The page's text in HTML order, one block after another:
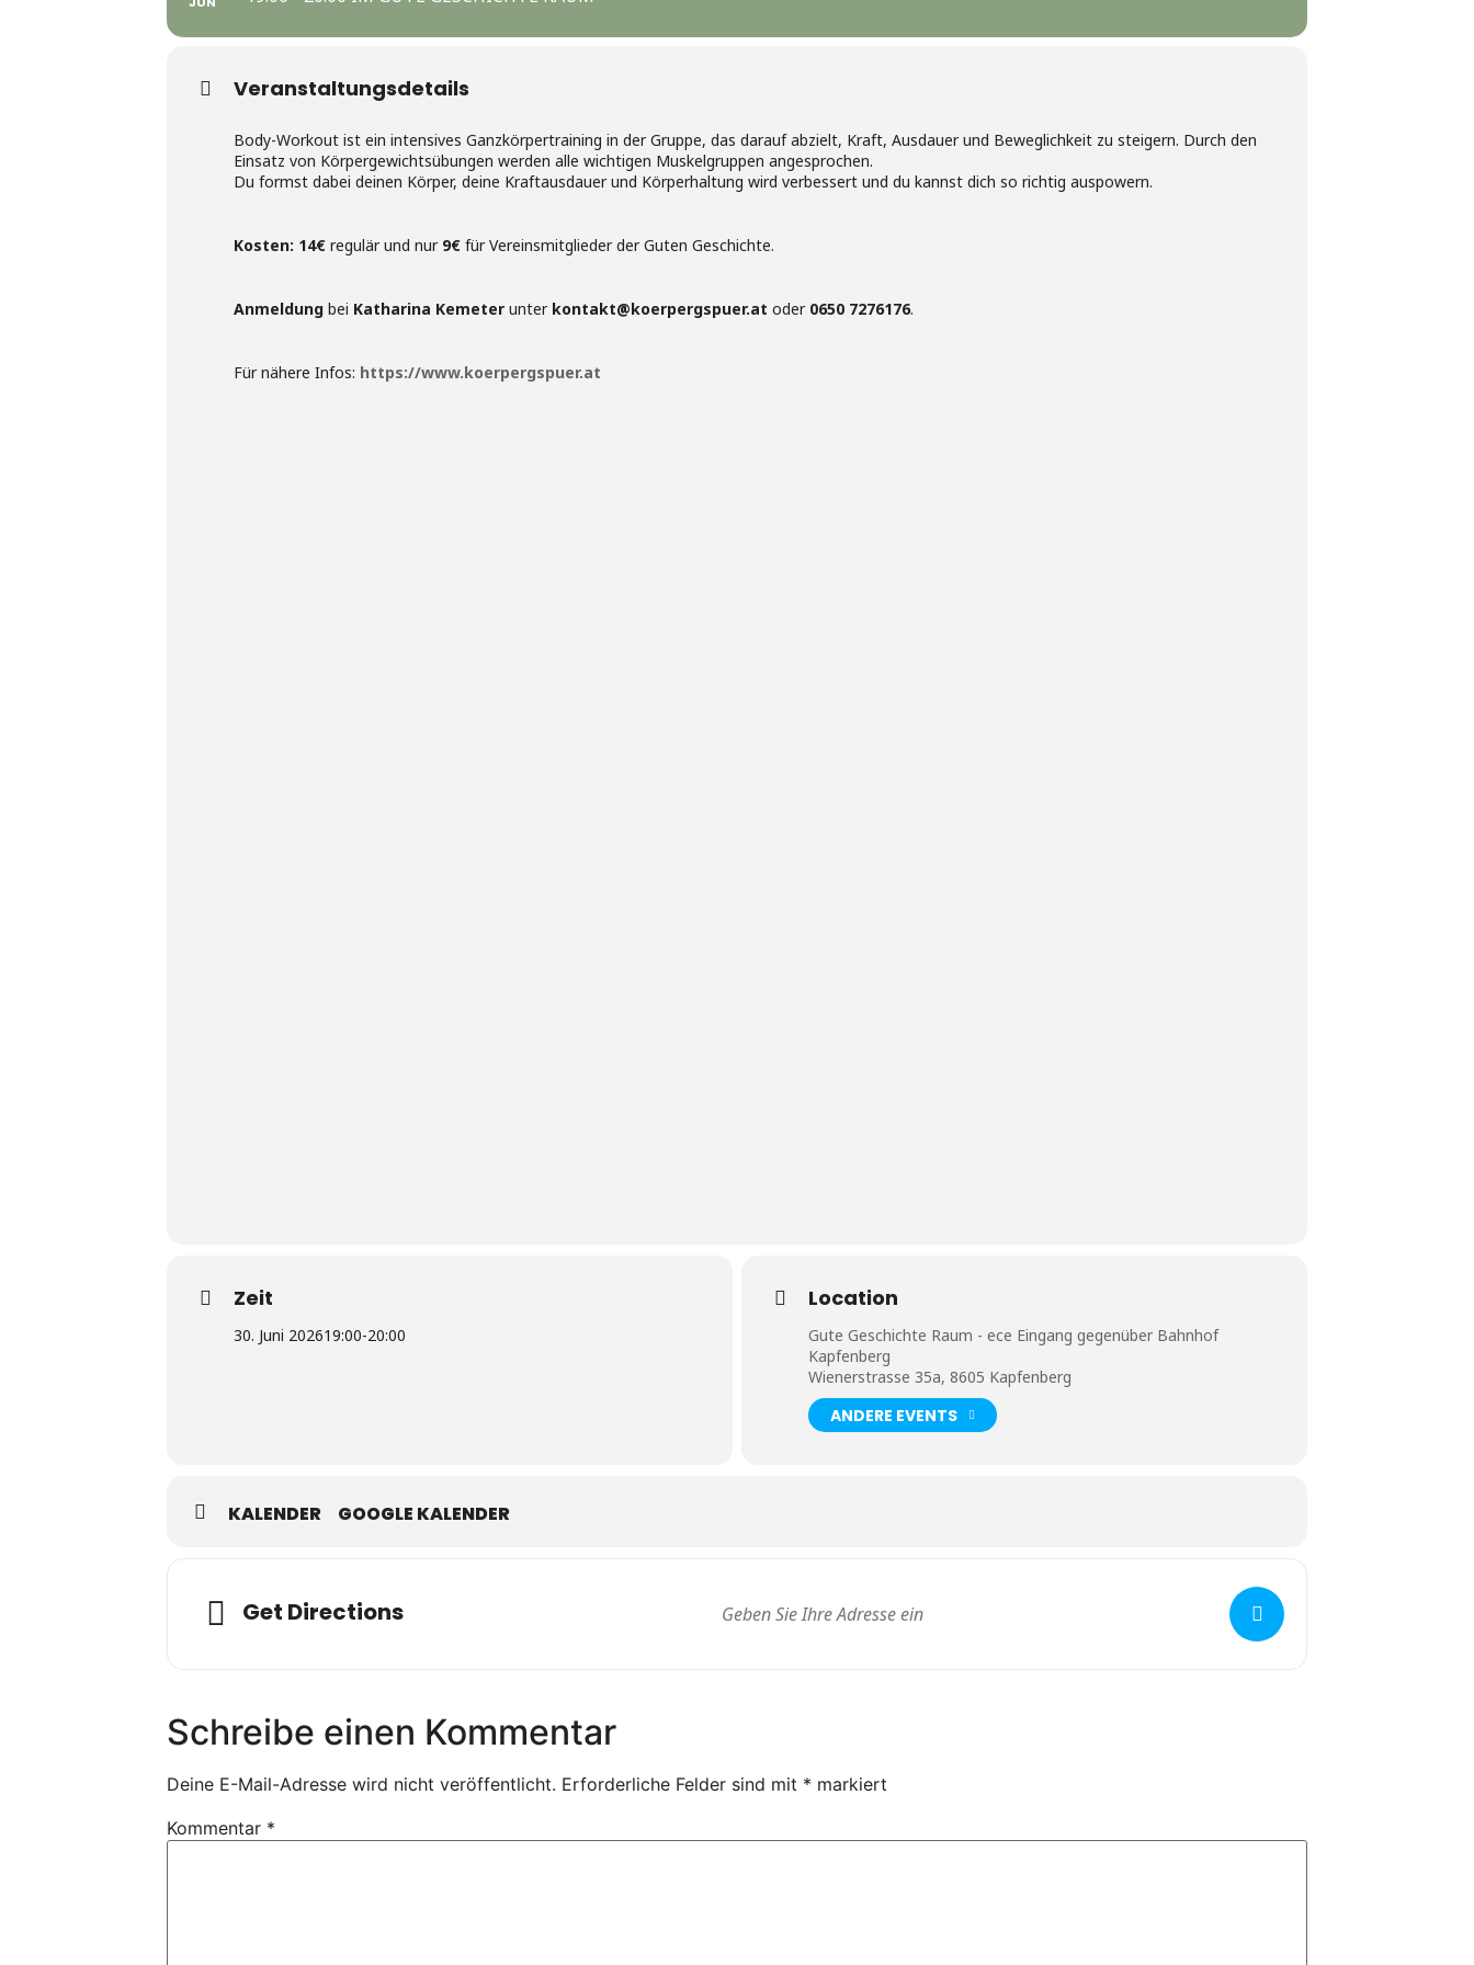
Veranstaltungsdetails
Body-Workout ist ein intensives Ganzkörpertraining in der Gruppe, das darauf abzielt, Kraft, Ausdauer und Beweglichkeit zu steigern. Durch den
Einsatz von Körpergewichtsübungen werden alle wichtigen Muskelgruppen angesprochen.
Du formst dabei deinen Körper, deine Kraftausdauer und Körperhaltung wird verbessert und du kannst dich so richtig auspowern.
Kosten: 14€ regulär und nur 9€ für Vereinsmitglieder der Guten Geschichte.
Anmeldung bei Katharina Kemeter unter kontakt@koerpergspuer.at oder 0650 7276176.
Für nähere Infos: https://www.koerpergspuer.at
Zeit
30. Juni 202619:00-20:00
Location
Gute Geschichte Raum - ece Eingang gegenüber Bahnhof
Kapfenberg
Wienerstrasse 35a, 8605 Kapfenberg
ANDERE EVENTS
KALENDER GOOGLE KALENDER
Get Directions
Schreibe einen Kommentar
Deine E-Mail-Adresse wird nicht veröffentlicht. Erforderliche Felder sind mit * markiert
Kommentar *